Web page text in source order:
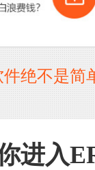
件绝不是
进入